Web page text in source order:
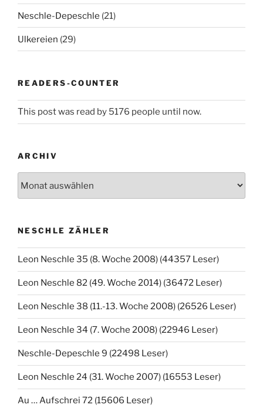
Neschle-Depeschle (21)
Ulkereien (29)
READERS-COUNTER
This post was read by 5176 people until now.
ARCHIV
NESCHLE ZÄHLER
Leon Neschle 35 (8. Woche 2008) (44357 Leser)
Leon Neschle 82 (49. Woche 2014) (36472 Leser)
Leon Neschle 38 (11.-13. Woche 2008) (26526 Leser)
Leon Neschle 34 (7. Woche 2008) (22946 Leser)
Neschle-Depeschle 9 (22498 Leser)
Leon Neschle 24 (31. Woche 2007) (16553 Leser)
Au … Aufschrei 72 (15606 Leser)